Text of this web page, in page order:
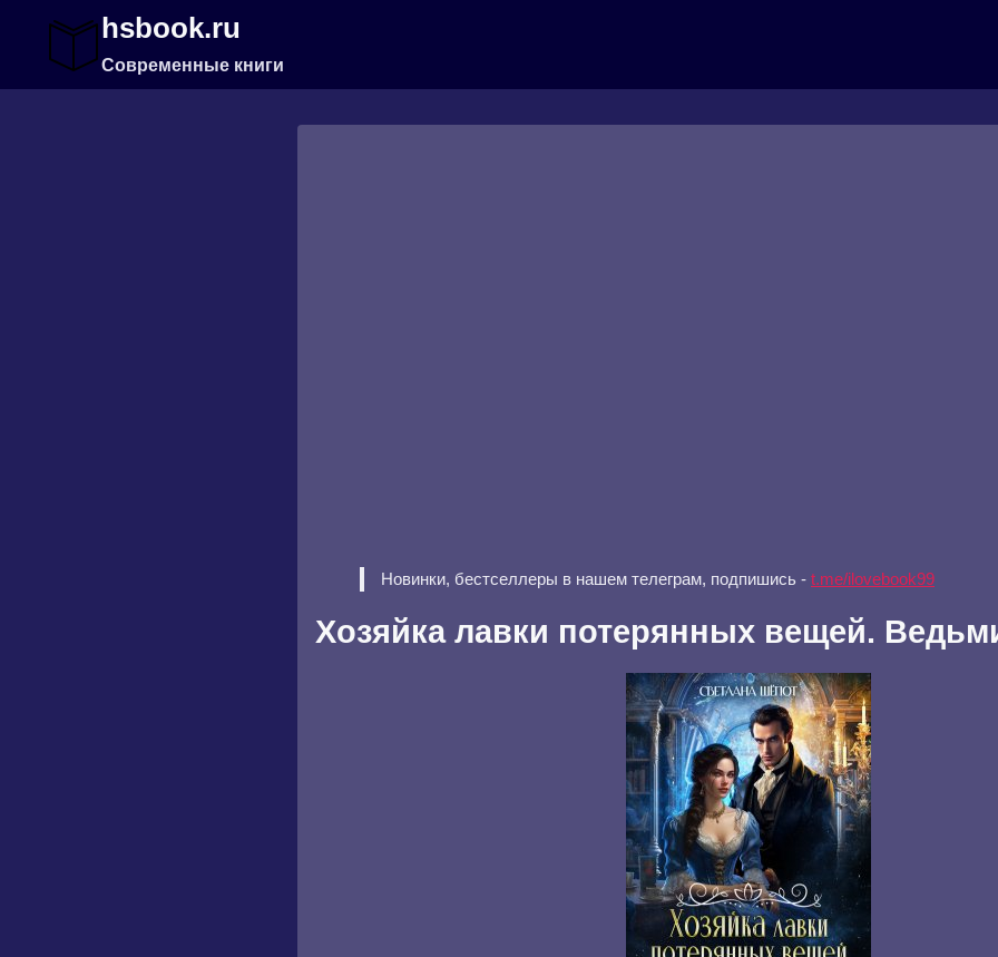
содержимому
hsbook.ru
Современные книги
Новинки, бестселлеры в нашем телеграм, подпишись - t.me/ilovebook99
Хозяйка лавки потерянных вещей.